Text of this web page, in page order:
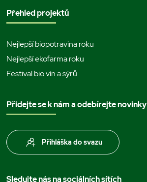
Přehled projektů
Nejlepší biopotravina roku
Nejlepší ekofarma roku
Festival bio vín a sýrů
Přidejte se k nám a odebírejte novinky
Přihláška do svazu
Sledujte nás na sociálních sítích